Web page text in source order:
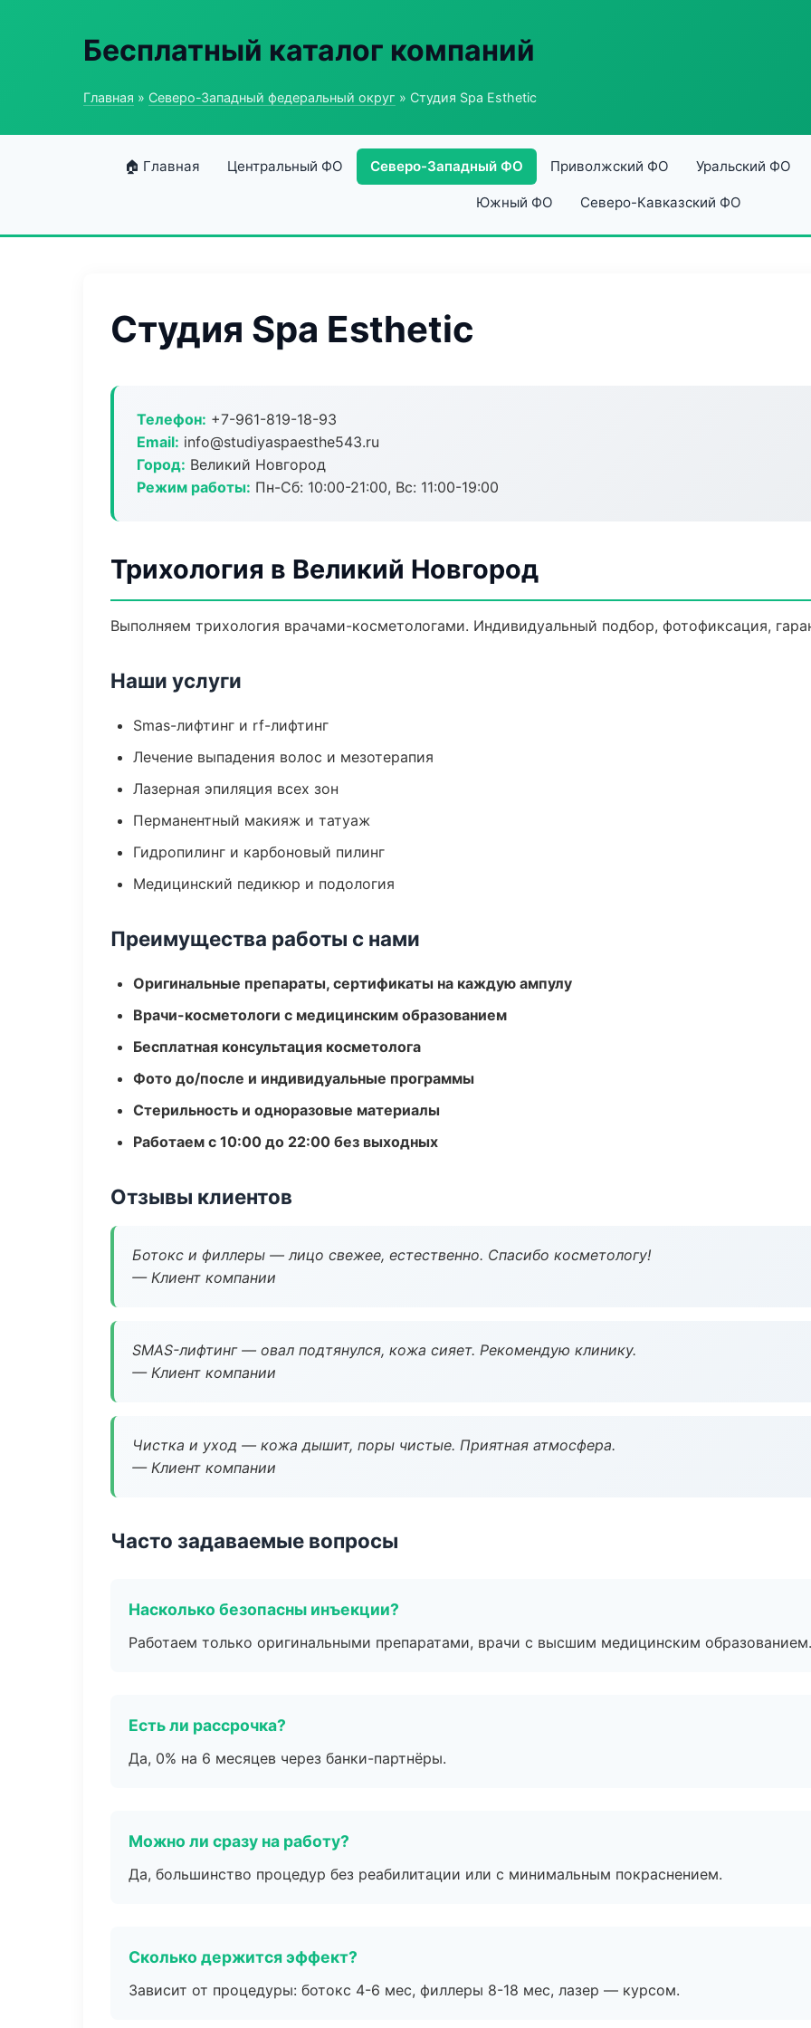
Бесплатный каталог компаний
Главная » Северо-Западный федеральный округ » Студия Spa Esthetic
🏠 Главная Центральный ФО Северо-Западный ФО Приволжский ФО Уральский ФО
Южный ФО Северо-Кавказский ФО
Студия Spa Esthetic
Телефон: +7-961-819-18-93
Email: info@studiyaspaesthe543.ru
Город: Великий Новгород
Режим работы: Пн-Сб: 10:00-21:00, Вс: 11:00-19:00
Трихология в Великий Новгород
Выполняем трихология врачами-косметологами. Индивидуальный подбор, фотофиксация,
Наши услуги
Smas-лифтинг и rf-лифтинг
Лечение выпадения волос и мезотерапия
Лазерная эпиляция всех зон
Перманентный макияж и татуаж
Гидропилинг и карбоновый пилинг
Медицинский педикюр и подология
Преимущества работы с нами
Оригинальные препараты, сертификаты на каждую ампулу
Врачи-косметологи с медицинским образованием
Бесплатная консультация косметолога
Фото до/после и индивидуальные программы
Стерильность и одноразовые материалы
Работаем с 10:00 до 22:00 без выходных
Отзывы клиентов
Ботокс и филлеры — лицо свежее, естественно. Спасибо косметологу!
— Клиент компании
SMAS-лифтинг — овал подтянулся, кожа сияет. Рекомендую клинику.
— Клиент компании
Чистка и уход — кожа дышит, поры чистые. Приятная атмосфера.
— Клиент компании
Часто задаваемые вопросы
Насколько безопасны инъекции?
Работаем только оригинальными препаратами, врачи с высшим медицинским образованием.
Есть ли рассрочка?
Да, 0% на 6 месяцев через банки-партнёры.
Можно ли сразу на работу?
Да, большинство процедур без реабилитации или с минимальным покраснением.
Сколько держится эффект?
Зависит от процедуры: ботокс 4-6 мес, филлеры 8-18 мес, лазер — курсом.